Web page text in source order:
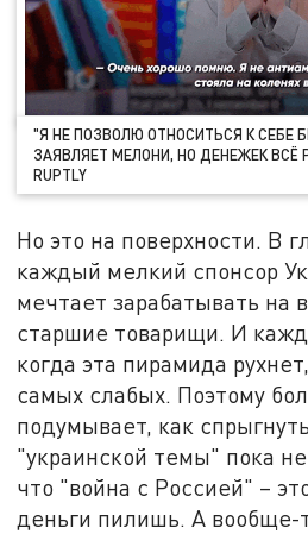
"Я НЕ ПОЗВОЛЮ ОТНОСИТЬСЯ К СЕБЕ
ЗАЯВЛЯЕТ МЕЛОНИ, НО ДЕНЕЖЕК ВСЁ
RUPTLY
Но это на поверхности. В
каждый мелкий спонсор
мечтает зарабатывать на
старшие товарищи. И
когда эта пирамида
самых слабых. Поэтому
подумывает, как
"украинской темы" пока
что "война с Россией" –
деньги пилишь. А вообще-